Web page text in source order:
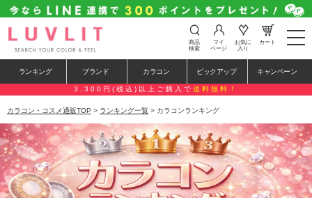
t
o
e
n
i
g
a
t
i
o
n
商品
検索
マイ
ページ
お気に
入り
カート
ランキング ブランド カラコン ピックアップ キャンペーン
3,300円(税込)以上ご購入で 送料無料！
カラコン・コスメ通販TOP > ランキング一覧 > カラコンランキング